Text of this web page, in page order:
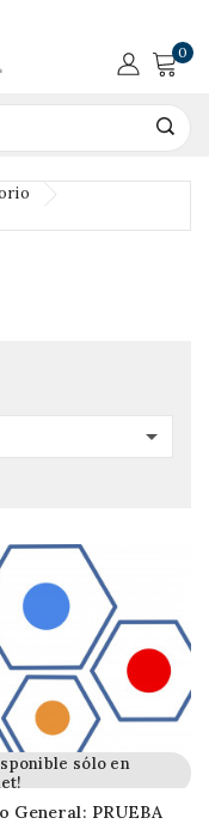
0

sólo en
General: PRUEBA